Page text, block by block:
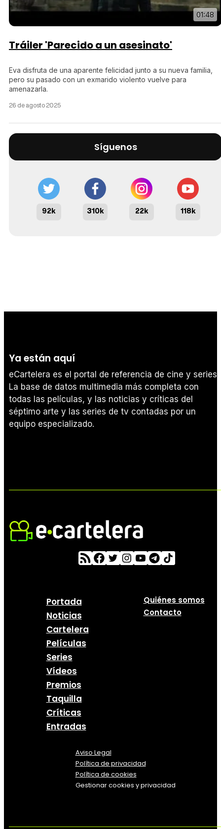
01:48
Tráiler 'Parecido a un asesinato'
Eva disfruta de una aparente felicidad junto a su nueva familia,
pero su pasado con un exmarido violento vuelve para
amenazarla.
26 de agosto 2025
Síguenos
92k 310k 22k 118k
Ya están aquí
eCartelera es el portal de referencia de cine y series.
La base de datos multimedia más completa con
todas las películas, y las noticias y críticas del
séptimo arte y las series de tv contadas por un
equipo especializado.
Portada
Noticias
Cartelera
Películas
Series
Vídeos
Premios
Taquilla
Críticas
Entradas
Quiénes somos
Contacto
Aviso Legal
Política de privacidad
Política de cookies
Gestionar cookies y privacidad